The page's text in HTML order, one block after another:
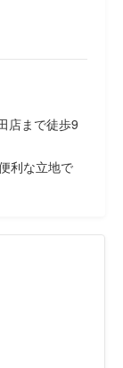
店まで徒歩9
利な立地で